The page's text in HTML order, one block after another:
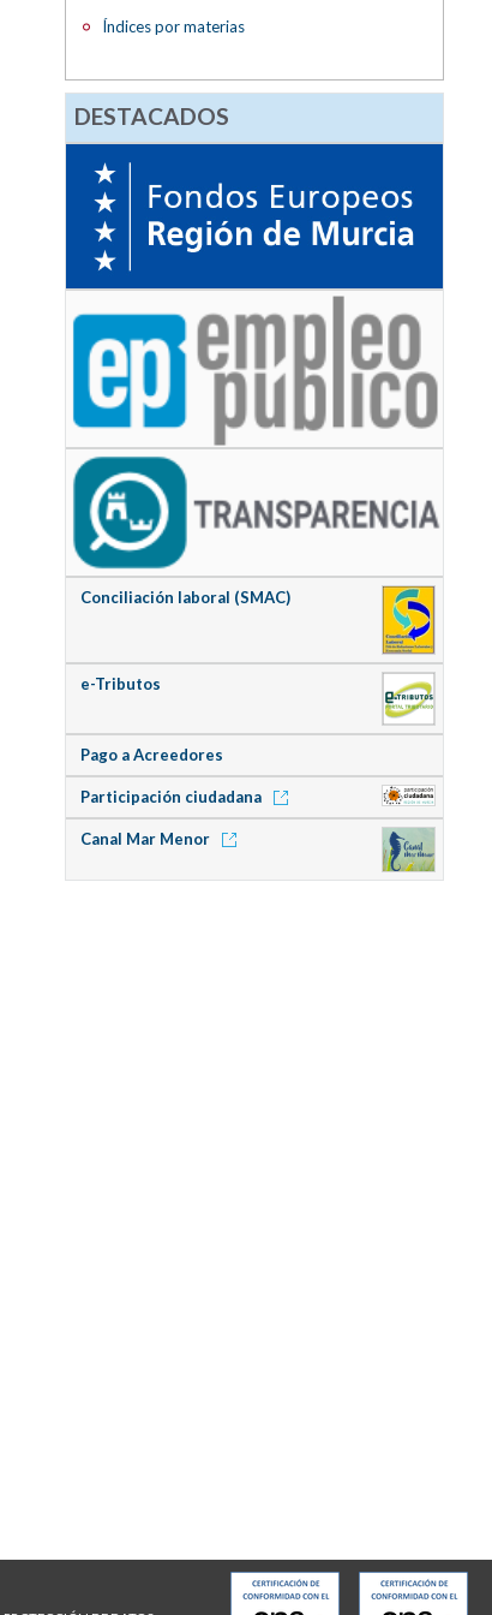
Índices por materias
DESTACADOS
Conciliación laboral (SMAC)
e-Tributos
Pago a Acreedores
Participación ciudadana
Canal Mar Menor